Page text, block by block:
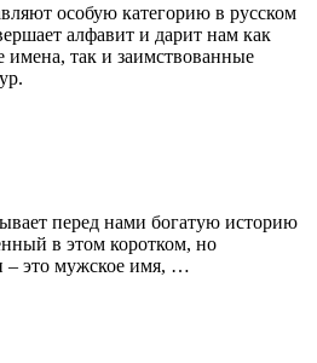
особую категорию в русском
алфавит и дарит нам как
имена, так и заимствованные
перед нами богатую историю
в этом коротком, но
– это мужское имя, …